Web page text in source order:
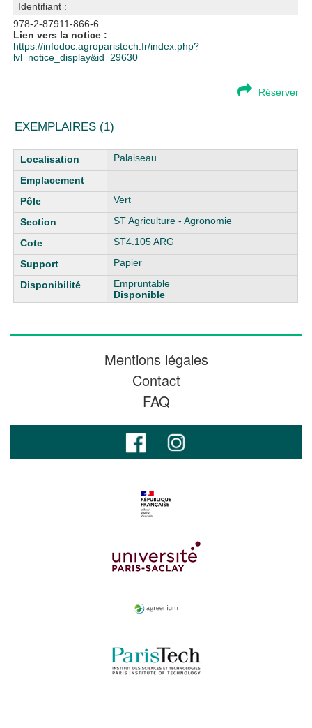
Identifiant :
978-2-87911-866-6
Lien vers la notice :
https://infodoc.agroparistech.fr/index.php?
lvl=notice_display&id=29630
Réserver
EXEMPLAIRES (1)
Liste des exemplaires Palaiseau
Vert
ST Agriculture - Agronomie
ST4.105 ARG
Papier
Empruntable
Disponible
Mentions légales
Contact
FAQ